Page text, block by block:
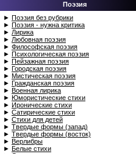
Поэзия
► Поэзия без рубрики
► Поэзия - нужна критика
► Лирика
► Любовная поэзия
► Философская поэзия
► Психологическая поэзия
► Пейзажная поэзия
► Городская поэзия
► Мистическая поэзия
► Гражданская поэзия
► Военная лирика
► Юмористические стихи
► Иронические стихи
► Сатирические стихи
► Стихи для детей
► Твердые формы (запад)
► Твердые формы (восток)
► Верлибры
► Белые стихи